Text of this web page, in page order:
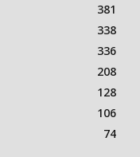
381
338
336
208
128
106
74